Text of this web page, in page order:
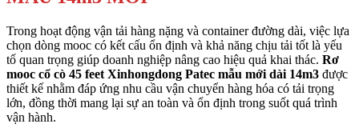
Trong hoạt động vận tải hàng nặng và container đường dài, việc lựa
chọn dòng mooc có kết cấu ổn định và khả năng chịu tải tốt là yếu
tố quan trọng giúp doanh nghiệp nâng cao hiệu quả khai thác. Rơ
mooc cổ cò 45 feet Xinhongdong Patec mẫu mới dài 14m3 được
thiết kế nhằm đáp ứng nhu cầu vận chuyển hàng hóa có tải trọng
lớn, đồng thời mang lại sự an toàn và ổn định trong suốt quá trình
vận hành.